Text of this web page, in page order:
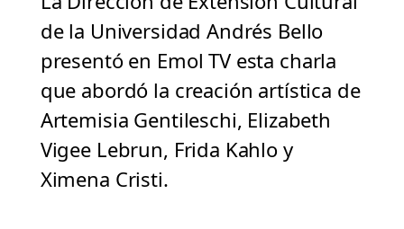
de la Universidad Andrés Bello
presentó en Emol TV esta charla
que abordó la creación artística de
Artemisia Gentileschi, Elizabeth
Vigee Lebrun, Frida Kahlo y
Ximena Cristi.